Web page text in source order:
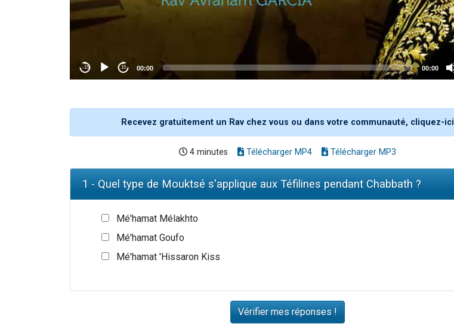
Recevez gratuitement un Rav chez vous ou dans votre communauté, cliquez-ici
4 minutes Télécharger MP4 Télécharger MP3
1 - Quel type de Mouktsé s'applique aux Téfilines pendant Chabbath ?
Mé'hamat Mélakhto
Mé'hamat Goufo
Mé'hamat 'Hissaron Kiss